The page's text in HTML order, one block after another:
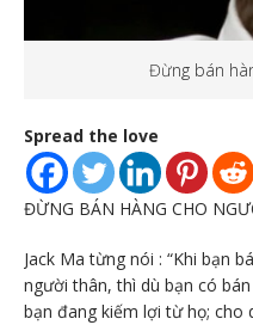
Đừng bán
Spread the love
ĐỪNG BÁN HÀNG CHO
Jack Ma từng nói : “Khi bạn
người thân, thì dù bạn có
bạn đang kiếm lợi từ họ; cho